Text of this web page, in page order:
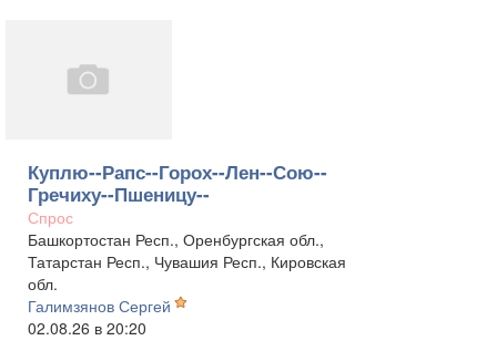
Куплю--Рапс--Горох--Лен--Сою--
Гречиху--Пшеницу--
Спрос
Башкортостан Респ., Оренбургская обл.,
Татарстан Респ., Чувашия Респ., Кировская
обл.
Галимзянов Сергей
02.08.26 в 20:20